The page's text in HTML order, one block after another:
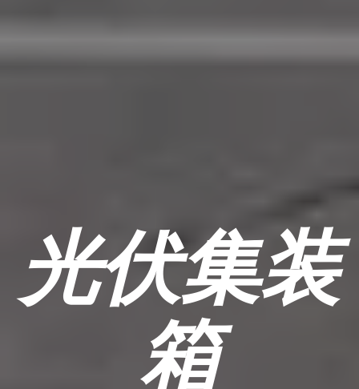
光伏集装
箱